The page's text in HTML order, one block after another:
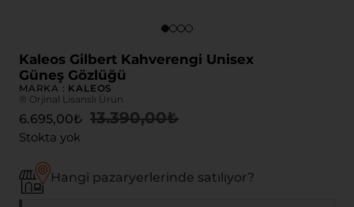
Kaleos Gilbert Kahverengi Unisex
Güneş Gözlüğü
MARKA : KALEOS
® Orjinal Lisanslı Ürün
13.390,00₺
6.695,00₺
Stokta yok
Hangi pazaryerlerinde satılıyor?